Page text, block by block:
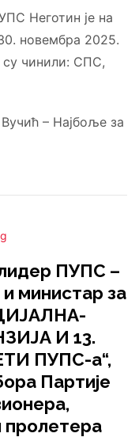
Неготин је на
новембра 2025.
су чинили: СПС,
– Најбоље за
ПУПС –
министар за
И 13.
ПУПС-а“,
Партије